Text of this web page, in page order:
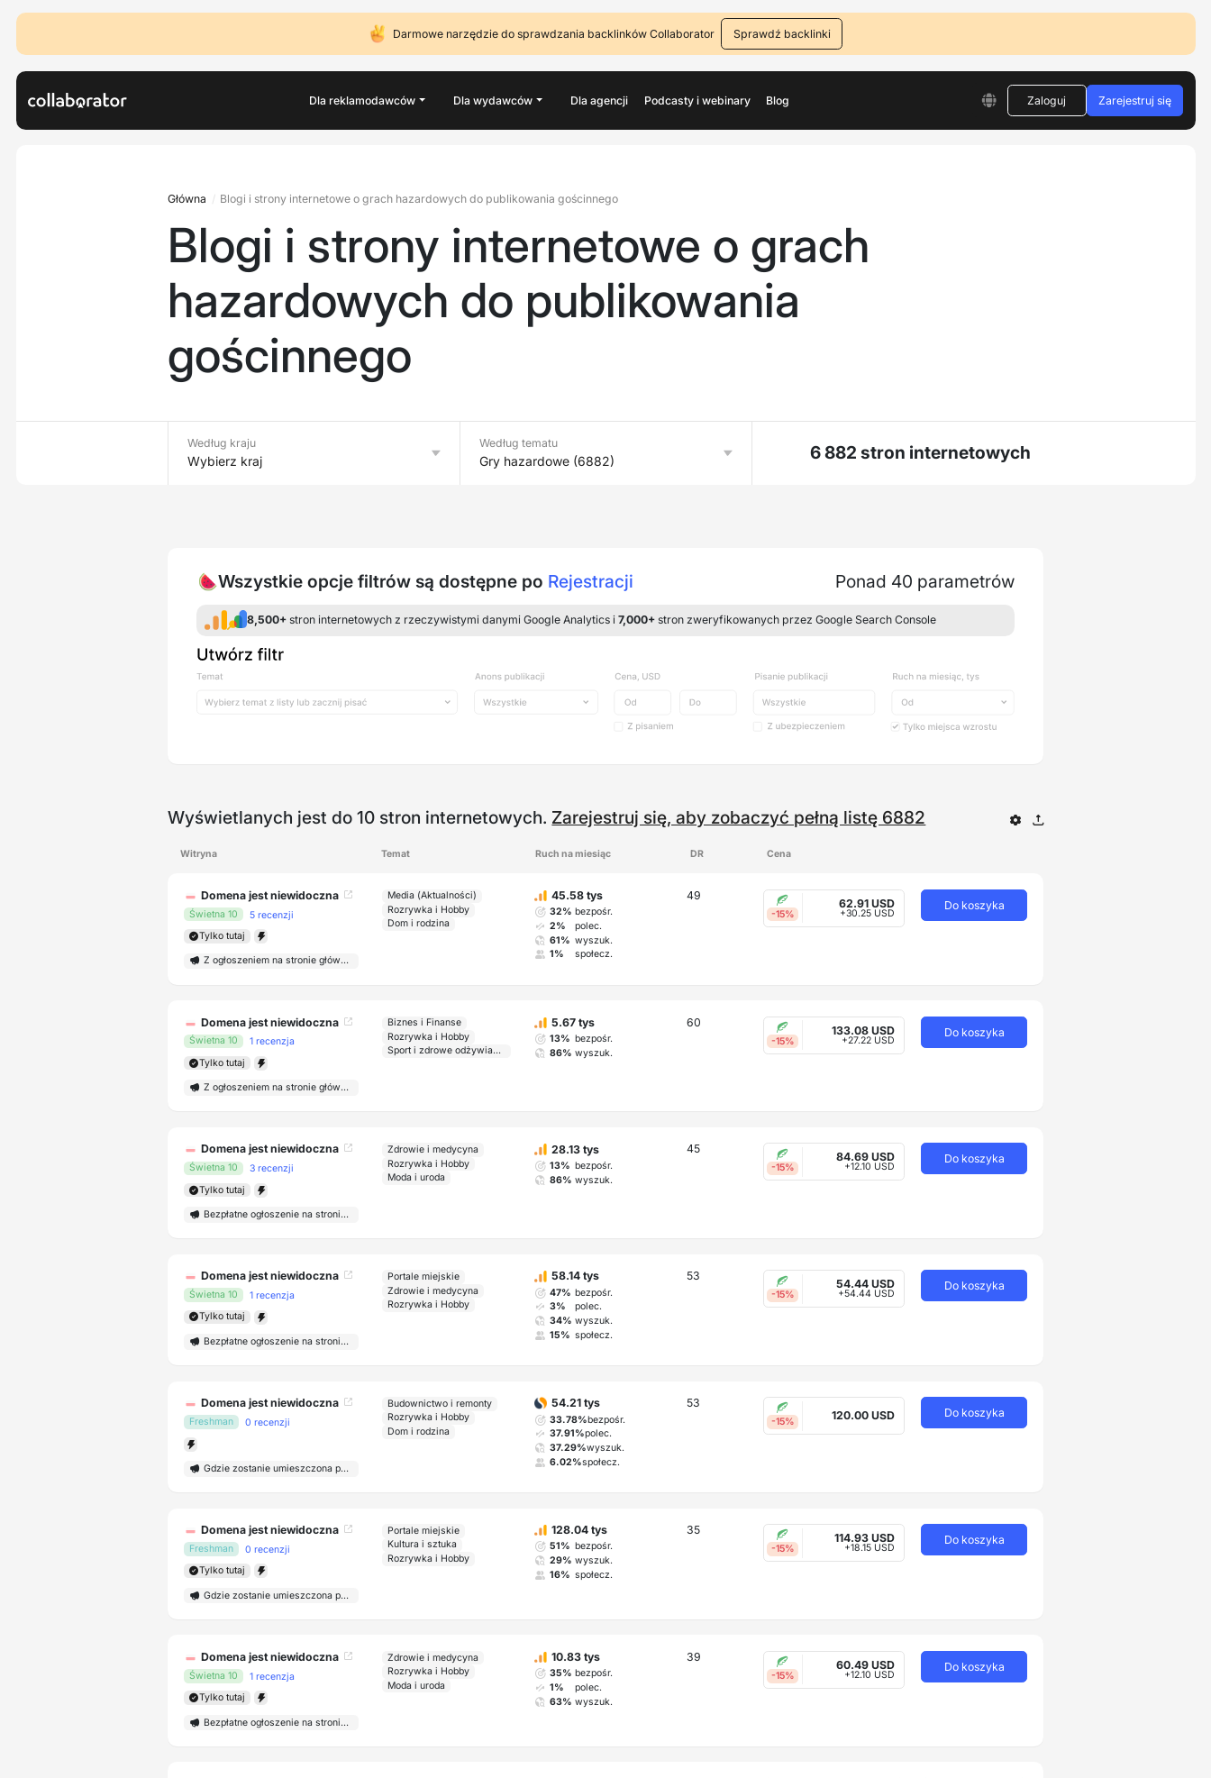
Darmowe narzędzie do sprawdzania backlinków Collaborator Sprawdź backlinki
Dla reklamodawców Dla wydawców Dla agencji Podcasty i webinary Blog Zaloguj Zarejestruj się
Główna Blogi i strony internetowe o grach hazardowych do publikowania gościnnego
Blogi i strony internetowe o grach
hazardowych do publikowania
gościnnego
Według kraju
Wybierz kraj
Według tematu
Gry hazardowe (6882) 6 882 stron internetowych
🍉Wszystkie opcje filtrów są dostępne po Rejestracji Ponad 40 parametrów
8,500+ stron internetowych z rzeczywistymi danymi Google Analytics i 7,000+ stron zweryfikowanych przez Google Search Console
Wyświetlanych jest do 10 stron internetowych. Zarejestruj się, aby zobaczyć pełną listę 6882
Witryna Temat Ruch na miesiąc DR Cena
Domena jest niewidoczna
Świetna 10
5 recenzji
Tylko tutaj
Z ogłoszeniem na stronie głównej
Media (Aktualności)
Rozrywka i Hobby
Dom i rodzina
45.58 tys
32% bezpośr.
2%
polec.
61% wyszuk.
1%
społecz.
49
-15%
62.91 USD
+30.25 USD
Do koszyka
Domena jest niewidoczna
Świetna 10
1 recenzja
Tylko tutaj
Z ogłoszeniem na stronie głównej
Biznes i Finanse
Rozrywka i Hobby
Sport i zdrowe odżywianie
5.67 tys
13% bezpośr.
86% wyszuk.
60
-15%
133.08 USD
+27.22 USD
Do koszyka
Domena jest niewidoczna
Świetna 10
3 recenzji
Tylko tutaj
Bezpłatne ogłoszenie na stronie głównej
Zdrowie i medycyna
Rozrywka i Hobby
Moda i uroda
28.13 tys
13% bezpośr.
86% wyszuk.
45
-15%
84.69 USD
+12.10 USD
Do koszyka
Domena jest niewidoczna
Świetna 10
1 recenzja
Tylko tutaj
Bezpłatne ogłoszenie na stronie głównej
Portale miejskie
Zdrowie i medycyna
Rozrywka i Hobby
58.14 tys
47% bezpośr.
3%
polec.
34% wyszuk.
15% społecz.
53
-15%
54.44 USD
+54.44 USD
Do koszyka
Domena jest niewidoczna
Freshman 0 recenzji
Gdzie zostanie umieszczona publikacja?
Budownictwo i remonty
Rozrywka i Hobby
Dom i rodzina
54.21 tys
33.78%bezpośr.
37.91%polec.
37.29%wyszuk.
6.02%społecz.
53
-15% 120.00 USD Do koszyka
Domena jest niewidoczna
Freshman
0 recenzji
Tylko tutaj
Gdzie zostanie umieszczona publikacja?
Portale miejskie
Kultura i sztuka
Rozrywka i Hobby
128.04 tys
51% bezpośr.
29% wyszuk.
16% społecz.
35
-15%
114.93 USD
+18.15 USD
Do koszyka
Domena jest niewidoczna
Świetna 10
1 recenzja
Tylko tutaj
Bezpłatne ogłoszenie na stronie głównej
Zdrowie i medycyna
Rozrywka i Hobby
Moda i uroda
10.83 tys
35% bezpośr.
1%
polec.
63% wyszuk.
39
-15%
60.49 USD
+12.10 USD
Do koszyka